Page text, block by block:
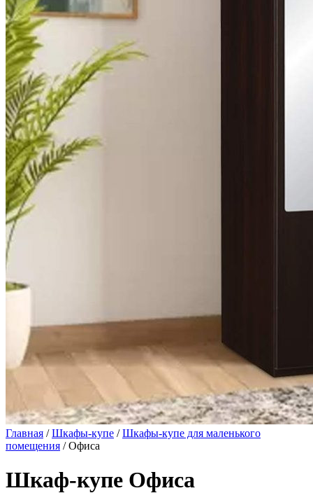
Главная /Шкафы-купе /Шкафы-купе для маленького
помещения / Офиса
Шкаф-купе Офиса